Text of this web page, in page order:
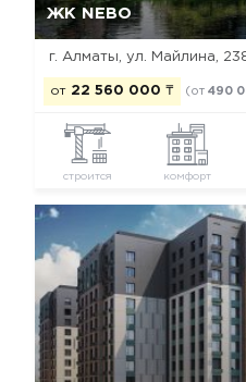
ЖК NEBO
г. Алматы, ул. Майлина,
от 22 560 000 ₸ (от 490
строится комфорт